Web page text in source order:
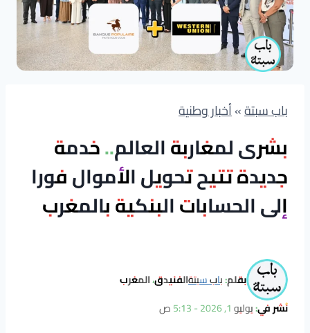
باب سبتة»أخبار وطنية
بشرى لمغاربة العالم.. خدمة
جديدة تتيح تحويل الأموال فورا
إلى الحسابات البنكية بالمغرب
بقلم:باب سبتةالفنيدق، المغرب
نُشر في:يوليو 1, 2026 - 5:13 ص